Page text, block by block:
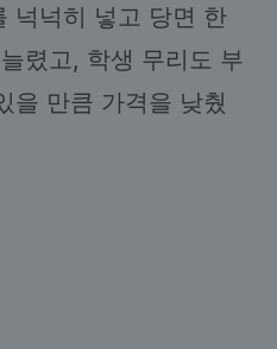
넉넉히 넣고 당면 한
렸고, 학생 무리도 부
을 만큼 가격을 낮췄